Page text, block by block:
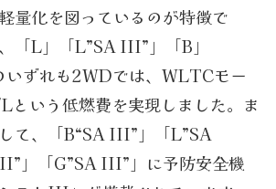
量化を図っているのが特徴で
「L」「L”SA III”」「B」
いずれも2WDでは、WLTCモー
という低燃費を実現しました。ま
て、「B“SA III”」「L”SA
」「G”SA III”」に予防安全機